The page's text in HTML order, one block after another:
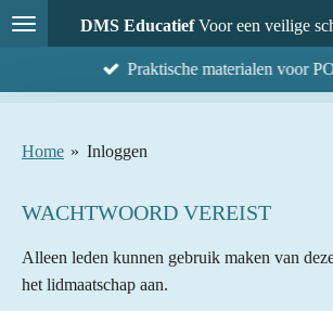
Ga
direct
DMS EducatiefVoor een veilige
Praktische materialen voor
Home » Inloggen
WACHTWOORD VEREIST
Alleen leden kunnen gebruik maken van
het lidmaatschap aan.